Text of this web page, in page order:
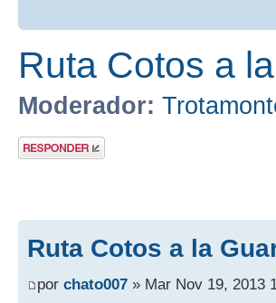
Ruta Cotos a
Moderador:
Publicar una
respuesta
Ruta Cotos a la
por chato007 » Mar Nov 19, 2013